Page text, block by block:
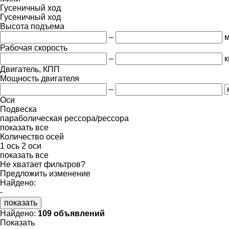
Гусеничный ход
Гусеничный ход
Высота подъема
–
м
Рабочая скорость
–
Двигатель, КПП
Мощность двигателя
–
Оси
Подвеска
параболическая рессора/рессора
показать все
Количество осей
1 ось 2 оси
показать все
Не хватает фильтров?
Предложить изменение
Найдено:
-
показать
Найдено: 109 объявлений
Показать